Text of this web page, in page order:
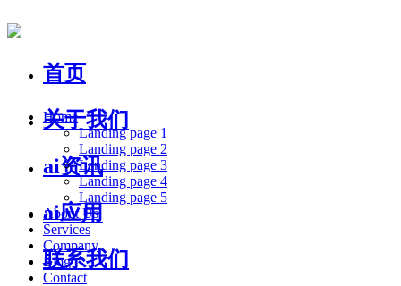
首页
关于我们
ai资讯
ai应用
联系我们
Home
Landing page 1
Landing page 2
Landing page 3
Landing page 4
Landing page 5
About Us
Services
Company
Blog
Contact